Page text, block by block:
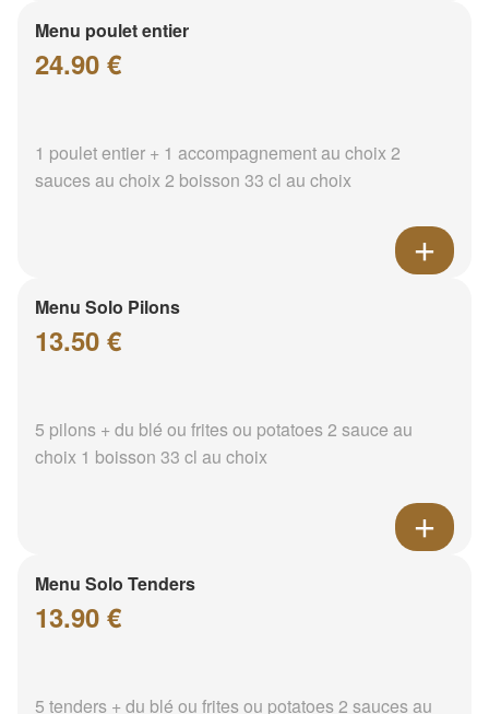
Menu poulet entier
24.90 €
1 poulet entier + 1 accompagnement au choix 2
sauces au choix 2 boisson 33 cl au choix
Menu Solo Pilons
13.50 €
5 pilons + du blé ou frites ou potatoes 2 sauce au
choix 1 boisson 33 cl au choix
Menu Solo Tenders
13.90 €
5 tenders + du blé ou frites ou potatoes 2 sauces au